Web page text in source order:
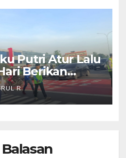
Putri Atur Lalu
Berikan
SDN 001
R